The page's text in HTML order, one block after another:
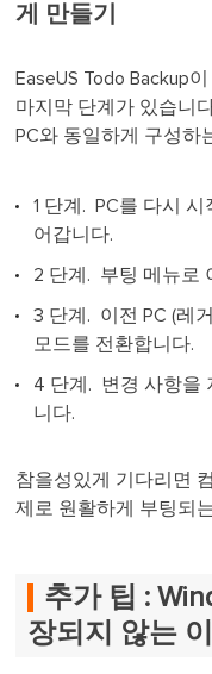
게 만들기
EaseUS Todo Backup
마지막 단계가 있습니
PC와 동일하게 구성하
1 단계. PC를 다시 시
어갑니다.
2 단계. 부팅 메뉴로
3 단계. 이전 PC (레
모드를 전환합니다.
4 단계. 변경 사항을
니다.
참을성있게 기다리면
제로 원활하게 부팅되
추가 팁 :
장되지 않는